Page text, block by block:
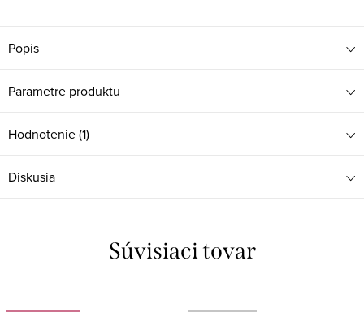
Popis
Parametre produktu
Hodnotenie (1)
Diskusia
Súvisiaci tovar